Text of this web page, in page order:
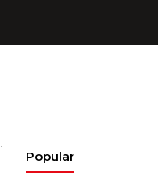
Popular